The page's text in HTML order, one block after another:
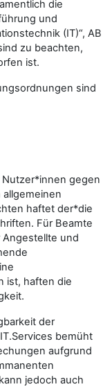
die
und
(IT)“, AB
zu beachten,
ist.
sind
gegen
haftet der*die
Für Beamte
und
ist, haften die
der
bemüht
aufgrund
jedoch auch